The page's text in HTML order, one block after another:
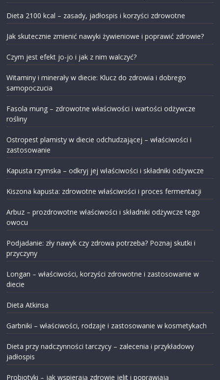
Dieta 2100 kcal – zasady, jadłospis i korzyści zdrowotne
Jak skutecznie zmienić nawyki żywieniowe i poprawić zdrowie?
Czym jest efekt jo-jo i jak z nim walczyć?
Witaminy i minerały w diecie: Klucz do zdrowia i dobrego
samopoczucia
Fasola mung – zdrowotne właściwości i wartości odżywcze
rośliny
Ostropest plamisty w diecie odchudzającej – właściwości i
zastosowanie
Kapusta rzymska – odkryj jej właściwości i składniki odżywcze
Kiszona kapusta: zdrowotne właściwości i proces fermentacji
Arbuz – prozdrowotne właściwości i składniki odżywcze tego
owocu
Podjadanie: zły nawyk czy zdrowa potrzeba? Poznaj skutki i
przyczyny
Longan – właściwości, korzyści zdrowotne i zastosowanie w
diecie
Dieta Atkinsa
Garbniki – właściwości, rodzaje i zastosowanie w kosmetykach
Dieta przy nadczynności tarczycy – zalecenia i przykładowy
jadłospis
Probiotyki – jak wspierają zdrowie jelit i poprawiają